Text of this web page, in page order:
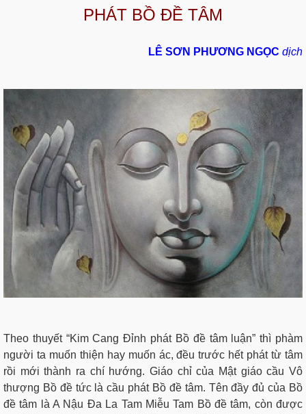
PHÁT BỒ ĐỀ TÂM
LÊ SƠN PHƯƠNG NGỌC dịch
Theo thuyết “Kim Cang Đỉnh phát Bồ đề tâm luận” thì phàm
người ta muốn thiện hay muốn ác, đều trước hết phát từ tâm
rồi mới thành ra chí hướng. Giáo chỉ của Mật giáo cầu Vô
thượng Bồ đề tức là cầu phát Bồ đề tâm. Tên đầy đủ của Bồ
đề tâm là A Nậu Đa La Tam Miễu Tam Bồ đề tâm, còn được